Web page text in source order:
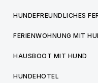
HUNDEFREUNDLICHES
FERIENWOHNUNG MIT
HAUSBOOT MIT HUND
HUNDEHOTEL